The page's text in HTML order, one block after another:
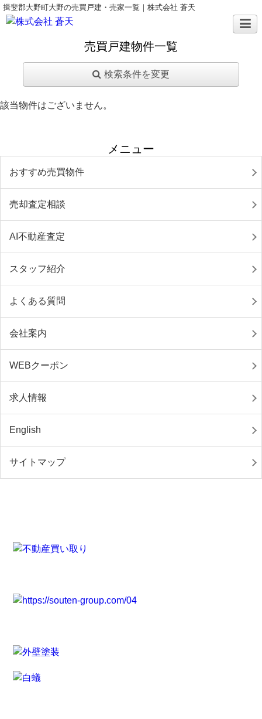
揖斐郡大野町大野の売買戸建・売家一覧｜株式会社 蒼天
売買戸建物件一覧
検索条件を変更
該当物件はございません。
メニュー
おすすめ売買物件
売却査定相談
AI不動産査定
スタッフ紹介
よくある質問
会社案内
WEBクーポン
求人情報
English
サイトマップ